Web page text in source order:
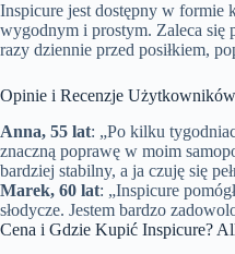
Inspicure jest dostępny w formie
wygodnym i prostym. Zaleca się
razy dziennie przed posiłkiem,
Opinie i Recenzje
Anna, 55 lat: „Po kilku
znaczną poprawę w moim
bardziej stabilny, a ja czuję się
Marek, 60 lat: „Inspicure
słodycze. Jestem bardzo
Cena i Gdzie Kupić Inspicure?